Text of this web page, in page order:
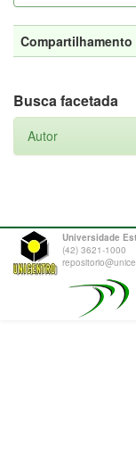
Compartilhamento
Busca facetada
Autor
Universidade
(42) 3621-1000